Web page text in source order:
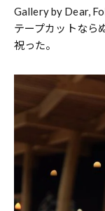
Gallery by Dear,
テープカットなら
祝った。